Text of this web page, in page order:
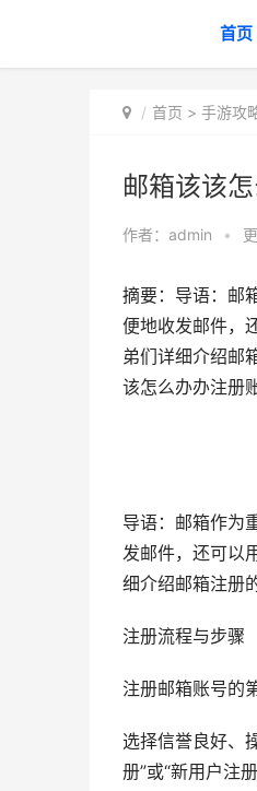
首页
首页 > 手游攻
邮箱该该
作者： admin •
摘要：导语：邮
便地收发邮件，
弟们详细介绍邮
该怎么办办注册
导语：邮箱作为
发邮件，还可以
细介绍邮箱注册
注册流程与步骤
注册邮箱账号的
选择信誉良好、
册”或“新用户注册